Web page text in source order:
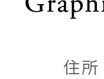
住所